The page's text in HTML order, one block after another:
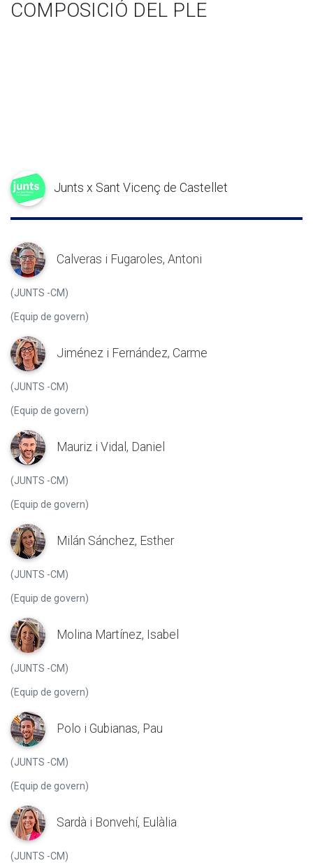
COMPOSICIÓ DEL PLE
Junts x Sant Vicenç de Castellet
Calveras i Fugaroles, Antoni
(JUNTS -CM)
(Equip de govern)
Jiménez i Fernández, Carme
(JUNTS -CM)
(Equip de govern)
Mauriz i Vidal, Daniel
(JUNTS -CM)
(Equip de govern)
Milán Sánchez, Esther
(JUNTS -CM)
(Equip de govern)
Molina Martínez, Isabel
(JUNTS -CM)
(Equip de govern)
Polo i Gubianas, Pau
(JUNTS -CM)
(Equip de govern)
Sardà i Bonvehí, Eulàlia
(JUNTS -CM)